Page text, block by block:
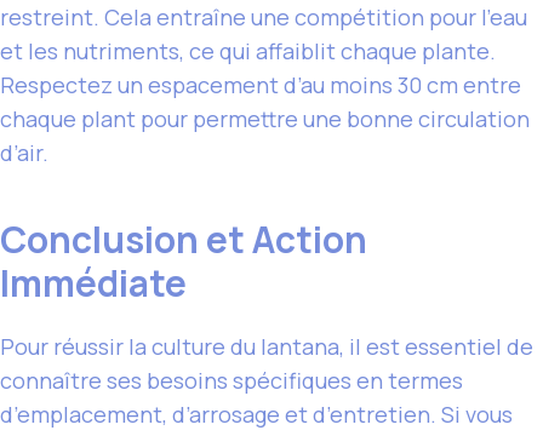
restreint. Cela entraîne une compétition pour l’eau
et les nutriments, ce qui affaiblit chaque plante.
Respectez un espacement d’au moins 30 cm entre
chaque plant pour permettre une bonne circulation
d’air.
Conclusion et Action
Immédiate
Pour réussir la culture du lantana, il est essentiel de
connaître ses besoins spécifiques en termes
d’emplacement, d’arrosage et d’entretien. Si vous